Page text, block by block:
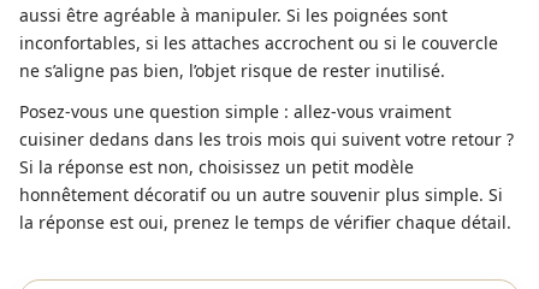
aussi être agréable à manipuler. Si les poignées sont
inconfortables, si les attaches accrochent ou si le couvercle
ne s’aligne pas bien, l’objet risque de rester inutilisé.
Posez-vous une question simple : allez-vous vraiment
cuisiner dedans dans les trois mois qui suivent votre retour ?
Si la réponse est non, choisissez un petit modèle
honnêtement décoratif ou un autre souvenir plus simple. Si
la réponse est oui, prenez le temps de vérifier chaque détail.